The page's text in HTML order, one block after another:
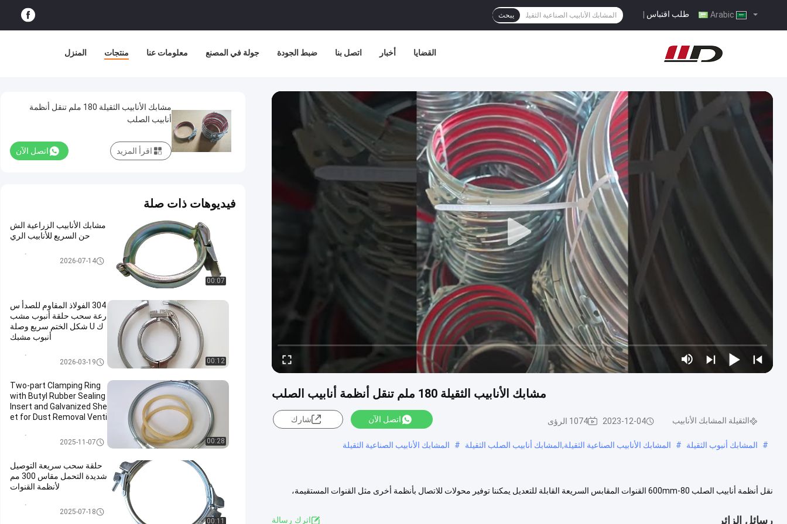
طلب اقتباس يبحث
المنزل منتجات معلومات عنا جولة في المصنع ضبط الجودة اتصل بنا أخبار القضايا
مشابك الأنابيب الثقيلة 180 ملم تنقل أنظمة أنابيب الصلب
الثقيلة المشابك الأنابيب 2023-12-04 1074 الرؤى اتصل الآن شارك
# المشابك أنبوب الثقيلة # المشابك الأنابيب الصناعية الثقيلة,المشابك أنابيب الصلب الثقيلة # المشابك الأنابيب الصناعية الثقيلة
نقل أنظمة أنابيب الصلب 80-600mm القنوات المقابس السريعة القابلة للتعديل يمكننا توفير محولات للاتصال بأنظمة أخرى مثل القنوات المستقيمة،
رسائل الزائر اترك رسالة
مشابك الأنابيب الثقيلة 180 ملم تنقل أنظمة
أنابيب الصلب
اتصل الآن اقرأ المزيد
فيديوهات ذات صلة
00:07
مشابك الأنابيب الزراعية الش
حن السريع للأنابيب الري
الثقيلة المشابك الأنابيب2026-07-14
00:12
304 الفولاذ المقاوم للصدأ س
رعة سحب حلقة أنبوب مشب
ك U شكل الختم سريع وصلة
أنبوب مشبك
الثقيلة المشابك الأنابيب2026-03-19
00:28
Two-part Clamping Ring
with Butyl Rubber Sealing
Insert and Galvanized She
et for Dust Removal Venti
الثقيلة المشابك الأنابيب2025-11-07
00:11
حلقة سحب سريعة التوصيل
شديدة التحمل مقاس 300 مم
لأنظمة القنوات
الثقيلة المشابك الأنابيب2025-07-18